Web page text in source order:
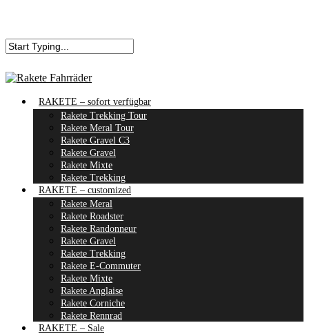
RAKETE – sofort verfügbar
Rakete Trekking Tour
Rakete Meral Tour
Rakete Gravel C3
Rakete Gravel
Rakete Mixte
Rakete Trekking
RAKETE – customized
Rakete Meral
Rakete Roadster
Rakete Randonneur
Rakete Gravel
Rakete Trekking
Rakete E-Commuter
Rakete Mixte
Rakete Anglaise
Rakete Corniche
Rakete Rennrad
RAKETE – Sale